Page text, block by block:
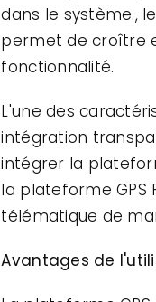
dans le système.,
permet de croître
fonctionnalité.
L'une des
intégration
intégrer la
la plateforme GPS
télématique de
Avantages de